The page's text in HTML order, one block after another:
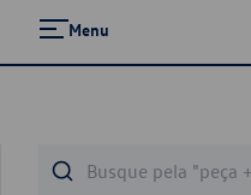
Menu